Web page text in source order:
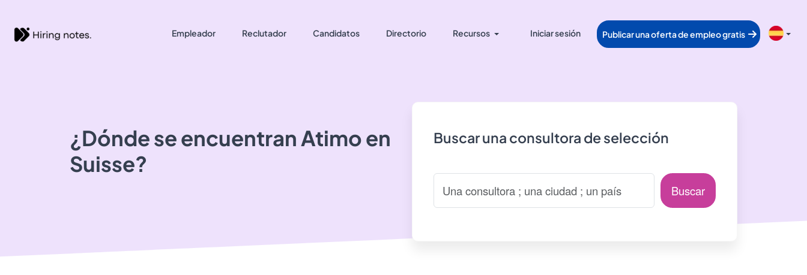
Empleador Reclutador Candidatos Directorio Recursos Iniciar sesión Publicar una oferta de empleo gratis
¿Dónde se encuentran Atimoen
Suisse?
Buscar una consultora de selección
Buscar